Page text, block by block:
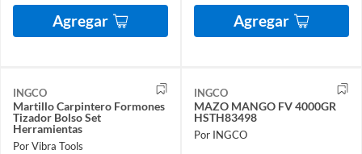
Agregar Agregar
INGCO
Martillo Carpintero Formones
Tizador Bolso Set
Herramientas
Por Vibra Tools
INGCO
MAZO MANGO FV 4000GR
HSTH83498
Por INGCO